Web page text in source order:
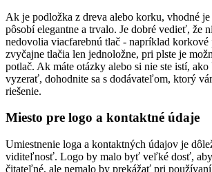
Ak je podložka z dreva alebo korku, vhodné
pôsobí elegantne a trvalo. Je dobré vedieť, že
nedovolia viacfarebnú tlač - napríklad korkové
zvyčajne tlačia len jednoložne, pri plste je
potlač. Ak máte otázky alebo si nie ste istí,
vyzerať, dohodnite sa s dodávateľom, ktorý
riešenie.
Miesto pre logo a kontaktné údaje
Umiestnenie loga a kontaktných údajov je
viditeľnosť. Logo by malo byť veľké dosť,
čitateľné, ale nemalo by prekážať pri